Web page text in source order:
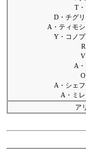
T
D・チグ
A・ティモ
Y・コノ
V
A
A・シェ
A・ミ
ア